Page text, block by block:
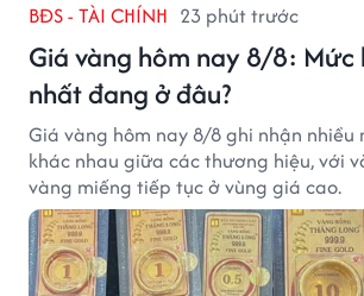
BĐS - TÀI CHÍNH 23 phút trước
Giá vàng hôm nay 8/8: Mức
nhất đang ở đâu?
Giá vàng hôm nay 8/8 ghi nhận nhiều
khác nhau giữa các thương hiệu, với
vàng miếng tiếp tục ở vùng giá cao.